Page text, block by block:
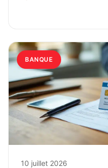
BANQUE
10 juillet 2026